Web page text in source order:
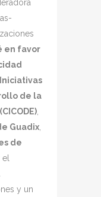
en favor
de la
Guadix
de
y un